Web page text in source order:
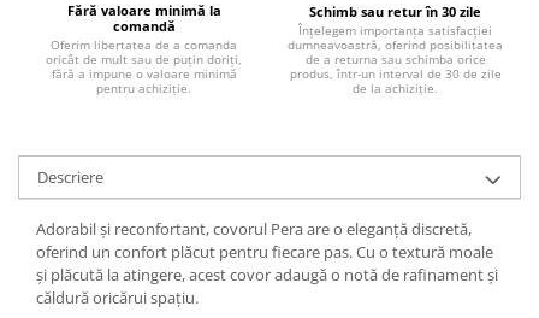
Fără valoare minimă la
comandă
Oferim libertatea de a comanda
oricât de mult sau de puțin doriți,
fără a impune o valoare minimă
pentru achiziție.
Schimb sau retur în 30 zile
Înțelegem importanța satisfacției
dumneavoastră, oferind posibilitatea
de a returna sau schimba orice
produs, într-un interval de 30 de zile
de la achiziție.
Descriere
Adorabil și reconfortant, covorul Pera are o eleganță discretă,
oferind un confort plăcut pentru fiecare pas. Cu o textură moale
și plăcută la atingere, acest covor adaugă o notă de rafinament și
căldură oricărui spațiu.